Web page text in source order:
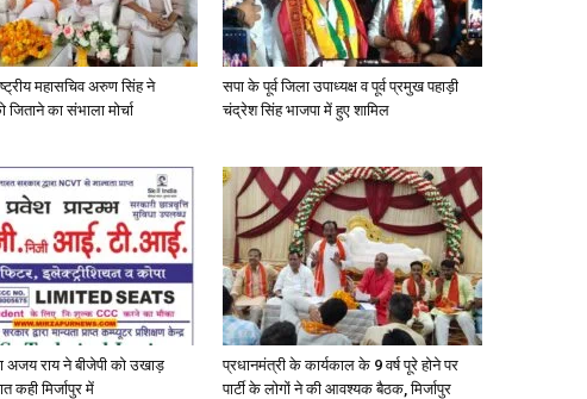
महासचिव अरुण सिंह ने
जिताने का संभाला मोर्चा
सपा के पूर्व जिला उपाध्यक्ष व पूर्व प्रमुख पहाड़ी
चंद्रेश सिंह भाजपा में हुए शामिल
अजय राय ने बीजेपी को उखाड़
कही मिर्जापुर में
प्रधानमंत्री के कार्यकाल के 9 वर्ष पूरे होने पर
पार्टी के लोगों ने की आवश्यक बैठक, मिर्जापुर